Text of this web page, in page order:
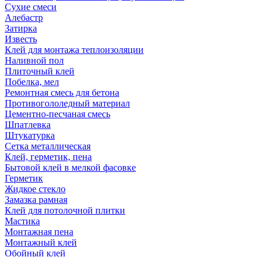
Сухие смеси
Алебастр
Затирка
Известь
Клей для монтажа теплоизоляции
Наливной пол
Плиточный клей
Побелка, мел
Ремонтная смесь для бетона
Противогололедный материал
Цементно-песчаная смесь
Шпатлевка
Штукатурка
Сетка металлическая
Клей, герметик, пена
Бытовой клей в мелкой фасовке
Герметик
Жидкое стекло
Замазка рамная
Клей для потолочной плитки
Мастика
Монтажная пена
Монтажный клей
Обойный клей